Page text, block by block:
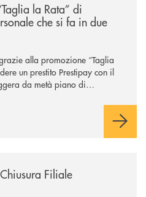
la Rata” di
che si fa in due
alla promozione “Taglia
un prestito Prestipay con il
da metà piano di
Filiale